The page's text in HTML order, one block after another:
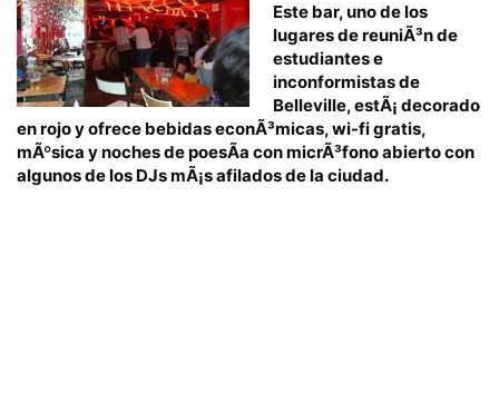
Este bar, uno de los
lugares de reuniÃ³n de
estudiantes e
inconformistas de
Belleville, estÃ¡ decorado
en rojo y ofrece bebidas econÃ³micas, wi-fi gratis,
mÃºsica y noches de poesÃ­a con micrÃ³fono abierto con
algunos de los DJs mÃ¡s afilados de la ciudad.